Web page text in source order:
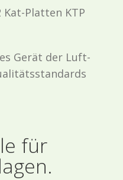
Kat-Platten KTP
Gerät der Luft-
für